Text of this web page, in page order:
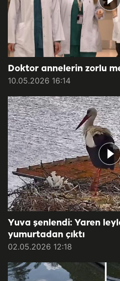
Doktor annelerin zorlu
10.05.2026 16:14
Yuva şenlendi: Yaren
yumurtadan çıktı
02.05.2026 12:18